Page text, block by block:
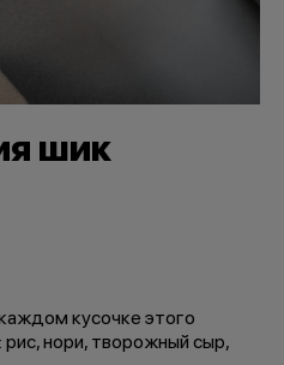
шик
кусочке этого
нори, творожный сыр,